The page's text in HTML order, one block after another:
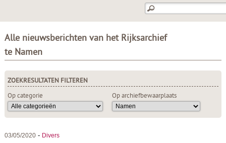
Alle nieuwsberichten van het Rijksarchief
te Namen
ZOEKRESULTATEN FILTEREN
Op categorie
Op archiefbewaarplaats
03/05/2020- Divers